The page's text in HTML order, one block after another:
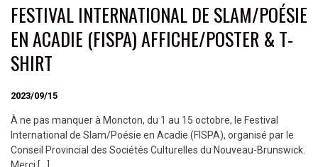
FESTIVAL INTERNATIONAL DE SLAM/POÉSIE
EN ACADIE (FISPA) AFFICHE/POSTER & T-
SHIRT
2023/09/15
À ne pas manquer à Moncton, du 1 au 15 octobre, le Festival
International de Slam/Poésie en Acadie (FISPA), organisé par le
Conseil Provincial des Sociétés Culturelles du Nouveau-Brunswick.